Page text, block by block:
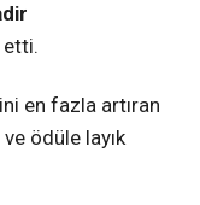
en fazla artıran
ödüle layık